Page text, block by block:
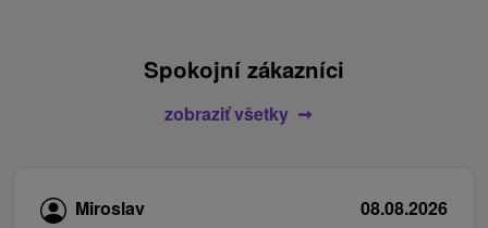
Spokojní zákazníci
zobraziť všetky
Miroslav
08.08.2026